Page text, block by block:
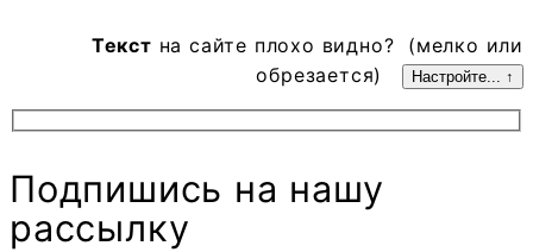
Текст на сайте плохо видно? (мелко или
обрезается)
Настройте... ↑
Подпишись на нашу
рассылку